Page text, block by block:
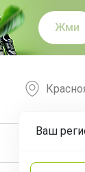
Жми
Ваш